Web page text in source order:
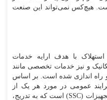
هیچ‌کس نمی‌تواند این صنعت
با هدف ارایه خدمات
و نیز خدمات تخصصی مانند
و راه اندازی شده است. بر اساس
ﻋﻤﻮﻣﯽ در ﻣﻮرد ﻫﺮ ﯾﮏ از
وﯾﮋﮔﯽﻫﺎی ﺳﯿﺴﺘﻢﻫﺎ، ﺳﺎﺧﺘﺎرﻫﺎ و ﺗﺠﻬﯿﺰات (SSC) است ﮐﻪ ﺑﻪ ﺗﺪرﯾﺞ،